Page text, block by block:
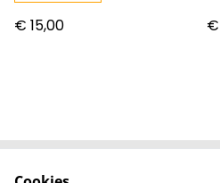
€ 15,00 €